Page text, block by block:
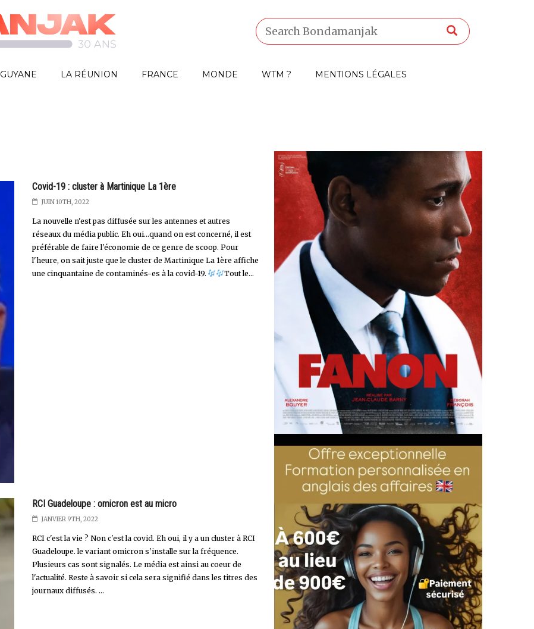
GUYANE LA RÉUNION FRANCE MONDE WTM ? MENTIONS LÉGALES
Covid-19 : cluster à Martinique La 1ère
JUIN 10TH, 2022
La nouvelle n'est pas diffusée sur les antennes et autres
réseaux du média public. Eh oui...quand on est concerné, il est
préférable de faire l'économie de ce genre de scoop. Pour
l'heure, on sait juste que le cluster de Martinique La 1ère affiche
une cinquantaine de contaminés-es à la covid-19.
Tout le...
RCI Guadeloupe : omicron est au micro
JANVIER 9TH, 2022
RCI c'est la vie ? Non c'est la covid. Eh oui, il y a un cluster à RCI
Guadeloupe. le variant omicron s'installe sur la fréquence.
Plusieurs cas sont signalés. Le média est ainsi au coeur de
l'actualité. Reste à savoir si cela sera signifié dans les titres des
journaux diffusés. ...